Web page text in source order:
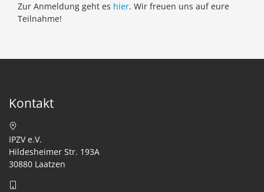
Zur Anmeldung geht es hier. Wir freuen uns auf eure
Teilnahme!
Kontakt
IPZV e.V.
Hildesheimer Str. 193A
30880 Laatzen